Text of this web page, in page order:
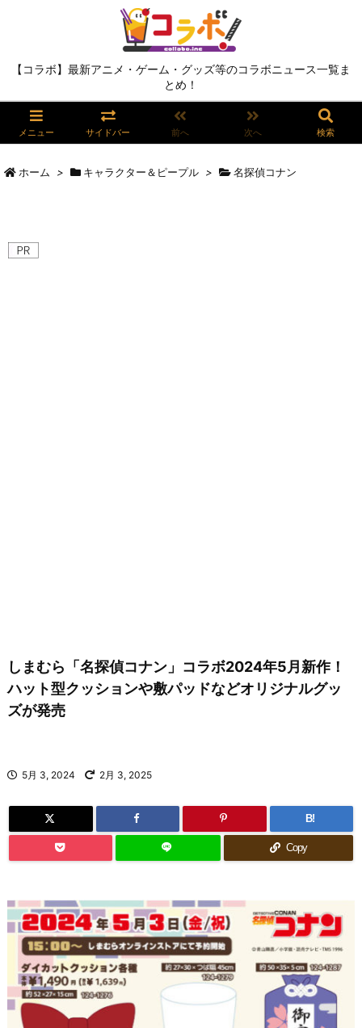
【コラボ】最新アニメ・ゲーム・グッズ等のコラボニュース一覧ま
とめ！
メニュー サイドバー 前へ 次へ 検索
ホーム > キャラクター＆ピープル > 名探偵コナン
しまむら「名探偵コナン」コラボ2024年5月新作！
ハット型クッションや敷パッドなどオリジナルグッ
ズが発売
5月 3, 2024 2月 3, 2025
B!
Copy